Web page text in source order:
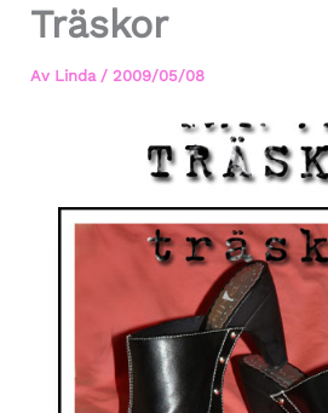
Träskor
Av Linda / 2009/05/08